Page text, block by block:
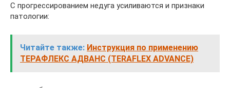
С прогрессированием недуга усиливаются и признаки
патологии:
Читайте также: Инструкция по применению
ТЕРАФЛЕКС АДВАНС (TERAFLEX ADVANCE)